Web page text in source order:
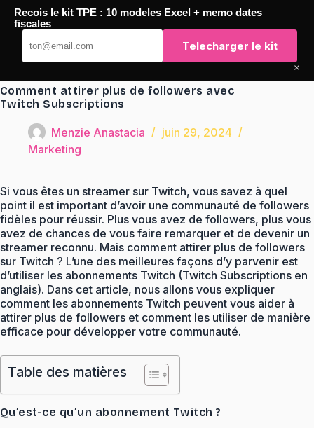
Passer
contenu
TaqTaq
Comment attirer plus de followers avec
Twitch Subscriptions
Menzie Anastacia
juin 29, 2024
Marketing
Si vous êtes un streamer sur Twitch, vous savez à quel
point il est important d’avoir une communauté de followers
fidèles pour réussir. Plus vous avez de followers, plus vous
avez de chances de vous faire remarquer et de devenir un
streamer reconnu. Mais comment attirer plus de followers
sur Twitch ? L’une des meilleures façons d’y parvenir est
d’utiliser les abonnements Twitch (Twitch Subscriptions en
anglais). Dans cet article, nous allons vous expliquer
comment les abonnements Twitch peuvent vous aider à
attirer plus de followers et comment les utiliser de manière
efficace pour développer votre communauté.
Table des matières
Qu’est-ce qu’un abonnement Twitch ?
Recois le kit TPE : 10 modeles Excel + memo dates
fiscales
Telecharger le kit
×